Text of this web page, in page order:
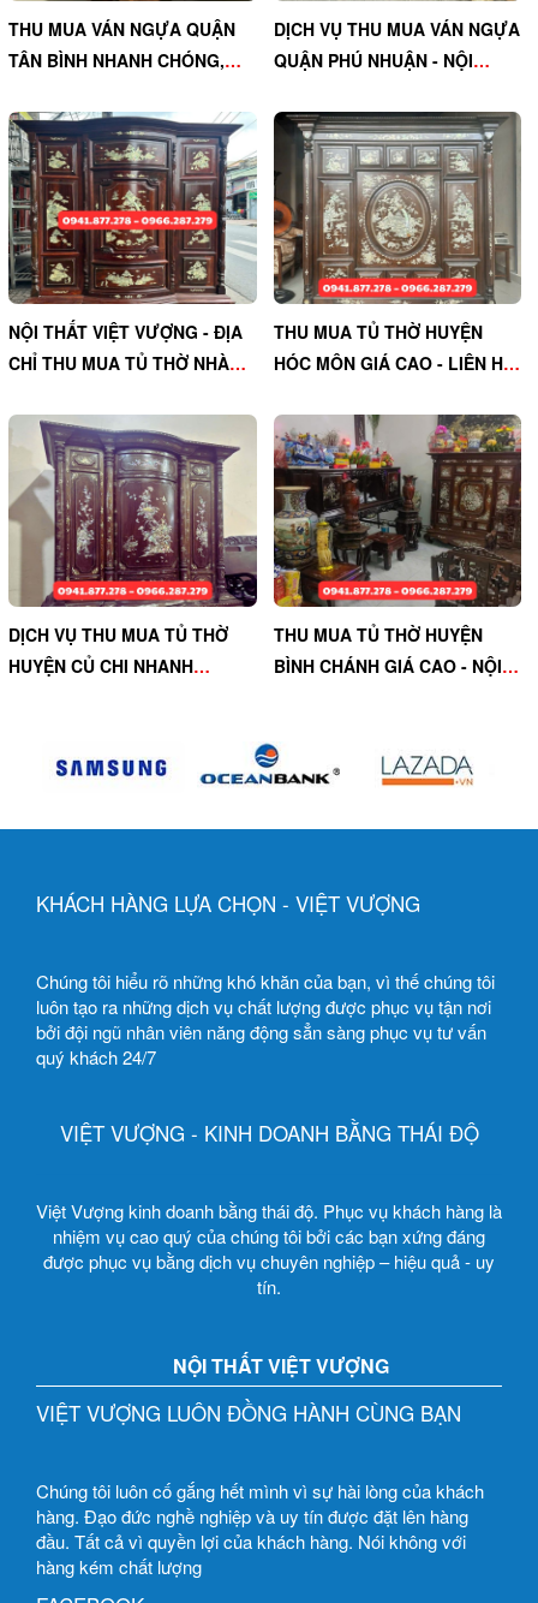
THU MUA VÁN NGỰA QUẬN
TÂN BÌNH NHANH CHÓNG,
VIỆT VƯỢNG
DỊCH VỤ THU MUA VÁN NGỰA
QUẬN PHÚ NHUẬN - NỘI
GIÁ TỐT
NỘI THẤT VIỆT VƯỢNG - ĐỊA
CHỈ THU MUA TỦ THỜ NHÀ
THU MUA TỦ THỜ HUYỆN
HÓC MÔN GIÁ CAO - LIÊN HỆ
DỊCH VỤ THU MUA TỦ THỜ
HUYỆN CỦ CHI NHANH
THU MUA TỦ THỜ HUYỆN
BÌNH CHÁNH GIÁ CAO - NỘI
KHÁCH HÀNG LỰA CHỌN - VIỆT VƯỢNG
Chúng tôi hiểu rõ những khó khăn của bạn, vì thế chúng tôi
luôn tạo ra những dịch vụ chất lượng được phục vụ tận nơi
bởi đội ngũ nhân viên năng động sẳn sàng phục vụ tư vấn
quý khách 24/7
VIỆT VƯỢNG - KINH DOANH BẰNG THÁI ĐỘ
Việt Vượng kinh doanh bằng thái độ. Phục vụ khách hàng là
nhiệm vụ cao quý của chúng tôi bởi các bạn xứng đáng
được phục vụ bằng dịch vụ chuyên nghiệp – hiệu quả - uy
tín.
NỘI THẤT VIỆT VƯỢNG
VIỆT VƯỢNG LUÔN ĐỒNG HÀNH CÙNG BẠN
Chúng tôi luôn cố gắng hết mình vì sự hài lòng của khách
hàng. Đạo đức nghề nghiệp và uy tín được đặt lên hàng
đầu. Tất cả vì quyền lợi của khách hàng. Nói không với
hàng kém chất lượng